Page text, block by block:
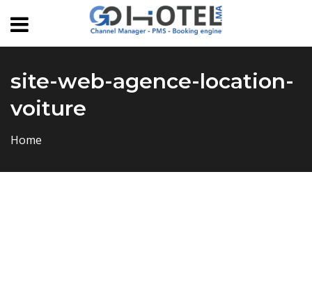
site-web-agence-location-
voiture
Home